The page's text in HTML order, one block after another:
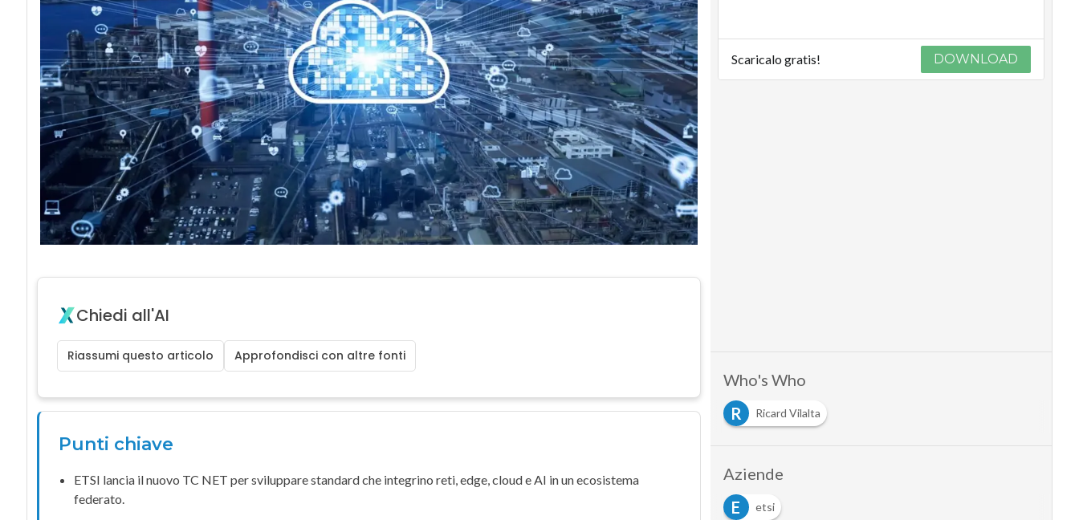
Chiedi all'AI
Riassumi questo articolo Approfondisci con altre fonti
Punti chiave
ETSI lancia il nuovo TC NET per sviluppare standard che integrino reti, edge, cloude AI in un ecosistema
federato.
Scaricalo gratis! DOWNLOAD
Who's Who
R
Ricard Vilalta
Aziende
E
etsi